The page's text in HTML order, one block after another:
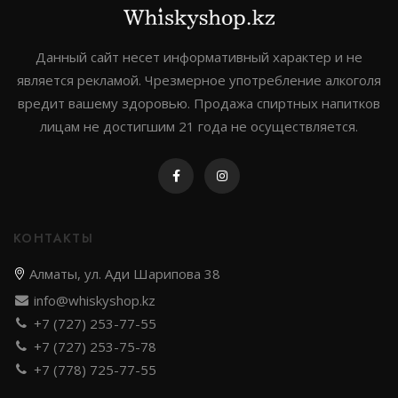
"сухого" закона. Следующий период был ознаменован
менеджмент изменили ситуацию, восстановив и даже
приумножив качество виски. Но в 1957 году
винокурню закрыли.
В 1988 году производство Киллбеган перешло в
был возрожден, разработан новый, привлекательный
дизайн упаковки, и в 1994 году виски Kilbeggan занял
Данный сайт несет информативный характер и не
является рекламой. Чрезмерное употребление алкоголя
вредит вашему здоровью. Продажа спиртных напитков
лицам не достигшим 21 года не осуществляется.
КОНТАКТЫ
Алматы, ул. Ади Шарипова 38
info@whiskyshop.kz
+7 (727) 253-77-55
+7 (727) 253-75-78
+7 (778) 725-77-55